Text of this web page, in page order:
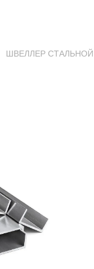
ШВЕЛЛЕР СТАЛЬНОЙ